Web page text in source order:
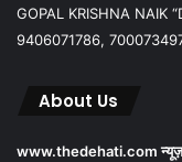
GOPAL KRISHNA NAIK
9406071786,
About Us
www.thedehati.com न्यूज़